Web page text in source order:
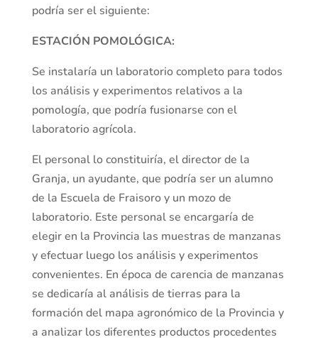
podría ser el siguiente:
ESTACIÓN POMOLÓGICA:
Se instalaría un laboratorio completo para todos
los análisis y experimentos relativos a la
pomología, que podría fusionarse con el
laboratorio agrícola.
El personal lo constituiría, el director de la
Granja, un ayudante, que podría ser un alumno
de la Escuela de Fraisoro y un mozo de
laboratorio. Este personal se encargaría de
elegir en la Provincia las muestras de manzanas
y efectuar luego los análisis y experimentos
convenientes. En época de carencia de manzanas
se dedicaría al análisis de tierras para la
formación del mapa agronómico de la Provincia y
a analizar los diferentes productos procedentes